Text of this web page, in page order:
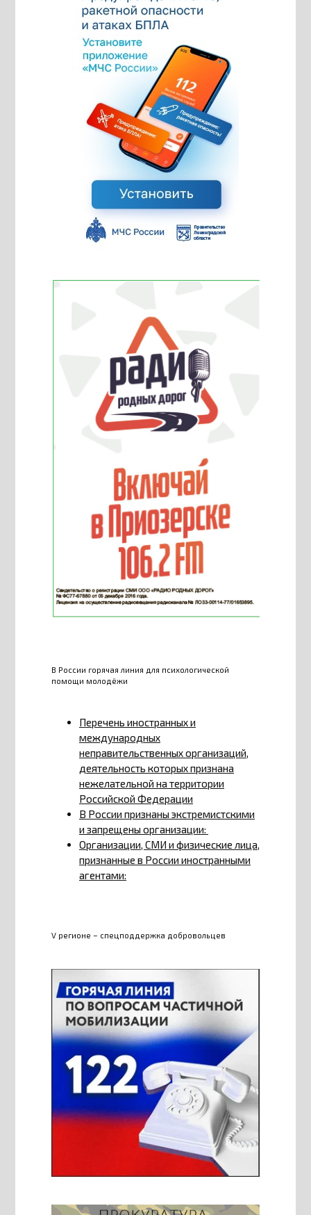
В России горячая линия для психологической
помощи молодёжи
Перечень иностранных и
международных
неправительственных организаций,
деятельность которых признана
нежелательной на территории
Российской Федерации
В России признаны экстремистскими
и запрещены организации:
Организации, СМИ и физические лица,
признанные в России иностранными
агентами:
V регионе – спецподдержка добровольцев